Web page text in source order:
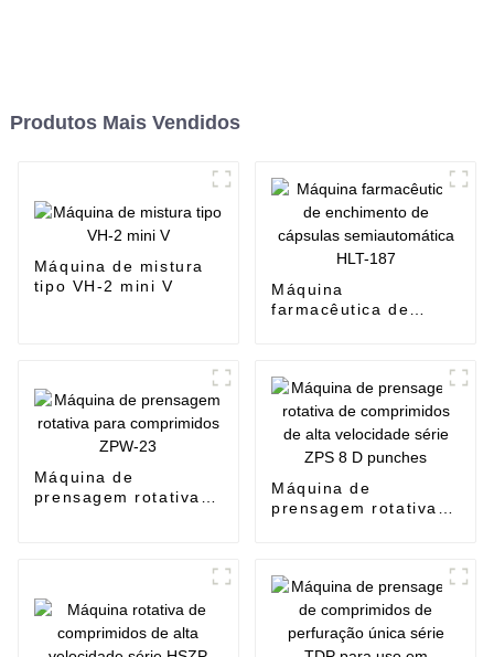
Produtos Mais Vendidos
Máquina de mistura
tipo VH-2 mini V
Máquina
farmacêutica de
semiautomática HLT-
187
Máquina de
prensagem rotativa
Máquina de
prensagem rotativa